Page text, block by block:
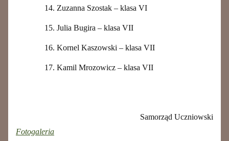
Zuzanna Szostak – klasa VI
Julia Bugira – klasa VII
Kornel Kaszowski – klasa VII
Kamil Mrozowicz – klasa VII
Samorząd Uczniowski
Fotogaleria